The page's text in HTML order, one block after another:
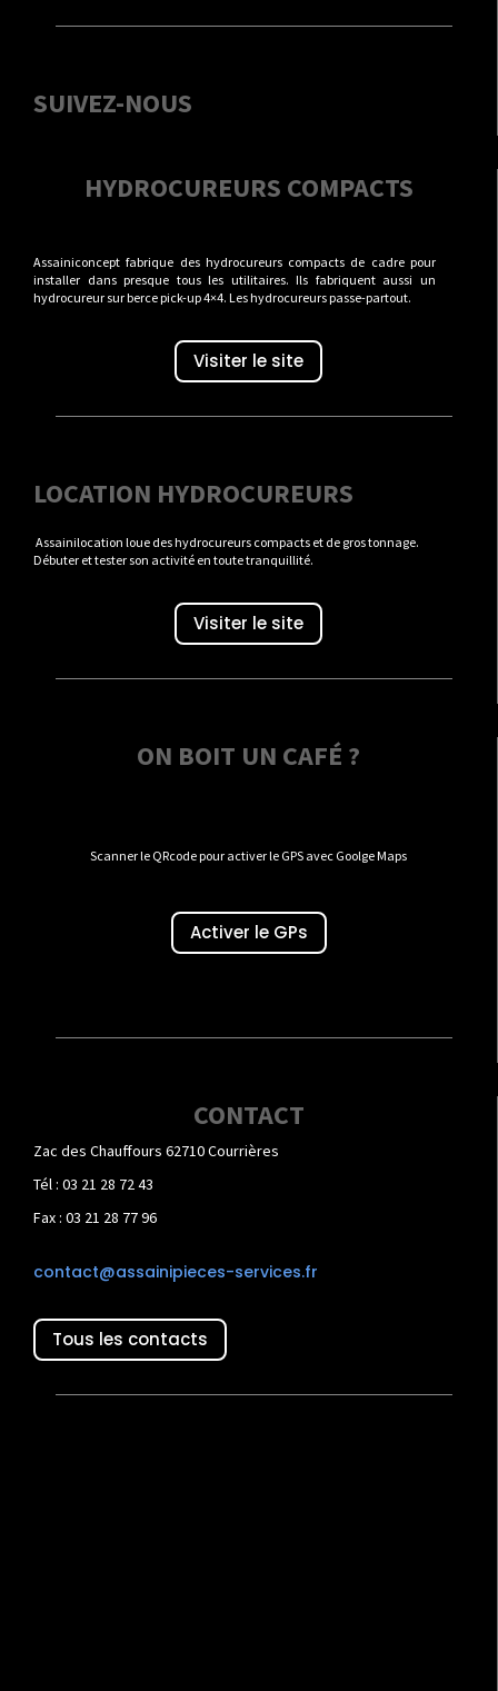
SUIVEZ-NOUS
HYDROCUREURS COMPACTS
Assainiconcept fabrique des hydrocureurs compacts de cadre pour
installer dans presque tous les utilitaires. Ils fabriquent aussi un
hydrocureur sur berce pick-up 4×4. Les hydrocureurs passe-partout.
Visiter le site
LOCATION HYDROCUREURS
Assainilocation loue des hydrocureurs compacts et de gros tonnage.
Débuter et tester son activité en toute tranquillité.
Visiter le site
ON BOIT UN CAFÉ ?
Scanner le QRcode pour activer le GPS avec Goolge Maps
Activer le GPs
CONTACT
Zac des Chauffours 62710 Courrières
Tél : 03 21 28 72 43
Fax : 03 21 28 77 96
contact@assainipieces-services.fr
Tous les contacts